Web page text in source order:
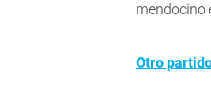
mendocino
Otro